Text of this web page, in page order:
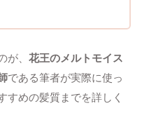
が、 花王のメルトモイス
である筆者が実際に使っ
すめの髪質までを詳しく